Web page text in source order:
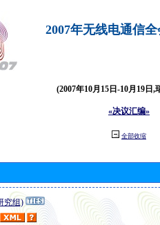
2007年无线电通信
(2007年10月15日-10月19日,
«决议汇编»
全部收缩
究组)